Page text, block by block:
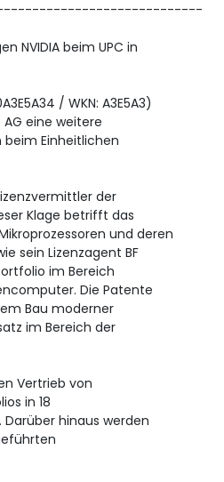
NVIDIA beim UPC in
/ WKN: A3E5A3)
eine weitere
beim Einheitlichen
der
Klage betrifft das
und deren
sein Lizenzagent BF
im Bereich
Die Patente
Bau moderner
im Bereich der
Vertrieb von
in 18
hinaus werden